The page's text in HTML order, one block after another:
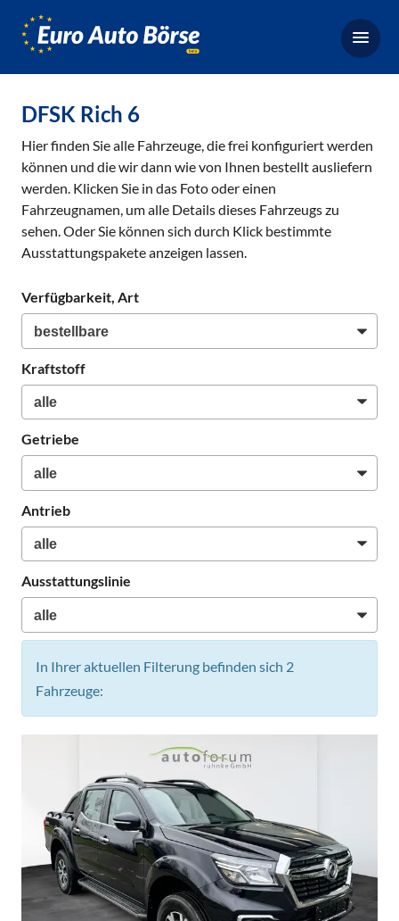
Börse,
Gebrauchtwagen,
Bestellfahrzeuge,
Neuwagen
DFSK Rich 6
Hier finden Sie alle Fahrzeuge, die frei konfiguriert werden
können und die wir dann wie von Ihnen bestellt ausliefern
werden. Klicken Sie in das Foto oder einen
Fahrzeugnamen, um alle Details dieses Fahrzeugs zu
sehen. Oder Sie können sich durch Klick bestimmte
Ausstattungspakete anzeigen lassen.
Verfügbarkeit, Art
Kraftstoff
Getriebe
Antrieb
Ausstattungslinie
In Ihrer aktuellen Filterung befinden sich 2
Fahrzeuge: